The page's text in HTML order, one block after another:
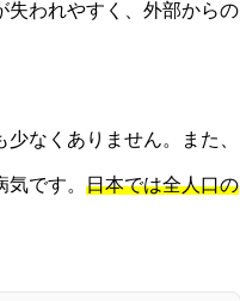
失われやすく、外部からの
なくありません。また、
です。 日本では全人口の